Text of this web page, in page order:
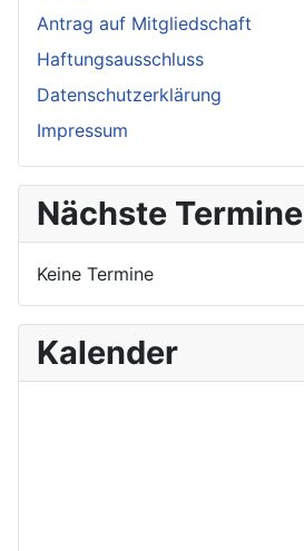
Antrag auf Mitgliedschaft
Haftungsausschluss
Datenschutzerklärung
Impressum
Nächste Termine
Keine Termine
Kalender